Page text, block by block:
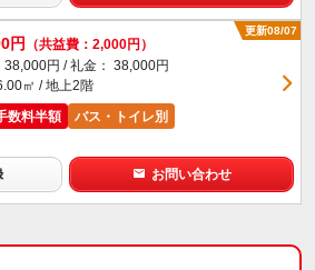
更新08/07
円
（共益費：2,000円）
38,000円 / 礼金： 38,000円
㎡ / 地上2階
数料半額
バス・トイレ別
お問い合わせ